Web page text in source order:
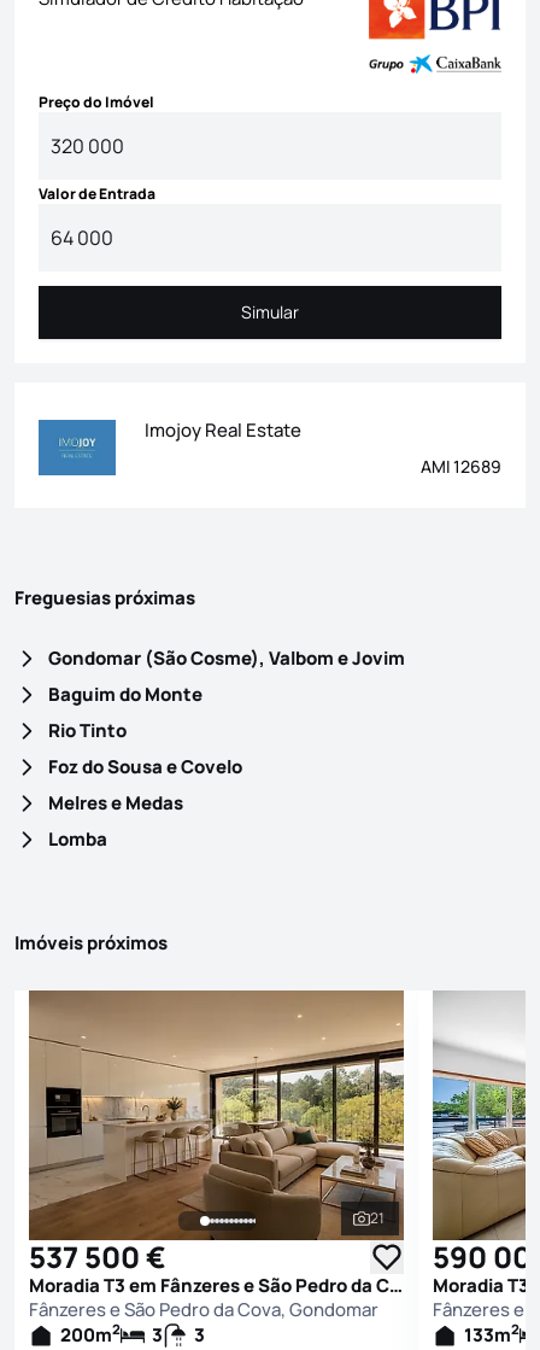
Preço do Imóvel
Valor de Entrada
Simular
Simular
Imojoy Real Estate
AMI 12689
Freguesias próximas
Gondomar (São Cosme), Valbom e Jovim
Baguim do Monte
Rio Tinto
Foz do Sousa e Covelo
Melres e Medas
Lomba
Imóveis próximos
Ver todas as
21
537 500 €
Moradia T3 em Fânzeres e São Pedro da Cova, Gondomar
Fânzeres e São Pedro da Cova, Gondomar
200m2 3 3
590
Fânzeres e
133m2